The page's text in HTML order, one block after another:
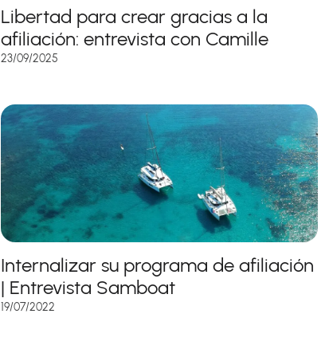
Libertad para crear gracias a la
afiliación: entrevista con Camille
23/09/2025
Internalizar su programa de afiliación
| Entrevista Samboat
19/07/2022